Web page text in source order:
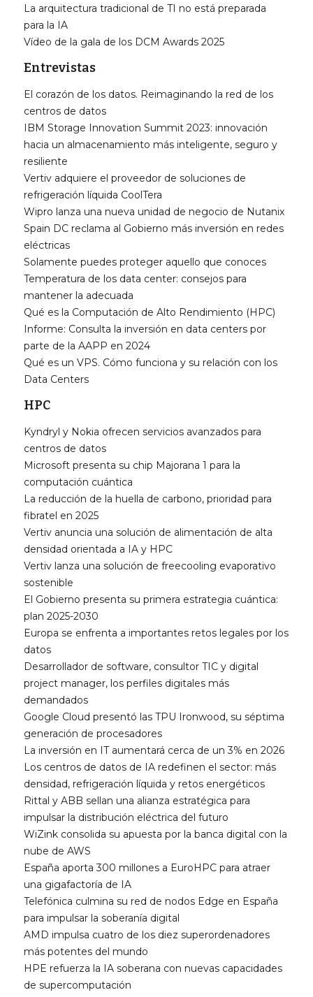
La arquitectura tradicional de TI no está preparada
para la IA
Vídeo de la gala de los DCM Awards 2025
Entrevistas
El corazón de los datos. Reimaginando la red de los
centros de datos
IBM Storage Innovation Summit 2023: innovación
hacia un almacenamiento más inteligente, seguro y
resiliente
Vertiv adquiere el proveedor de soluciones de
refrigeración líquida CoolTera
Wipro lanza una nueva unidad de negocio de Nutanix
Spain DC reclama al Gobierno más inversión en redes
eléctricas
Solamente puedes proteger aquello que conoces
Temperatura de los data center: consejos para
mantener la adecuada
Qué es la Computación de Alto Rendimiento (HPC)
Informe: Consulta la inversión en data centers por
parte de la AAPP en 2024
Qué es un VPS. Cómo funciona y su relación con los
Data Centers
HPC
Kyndryl y Nokia ofrecen servicios avanzados para
centros de datos
Microsoft presenta su chip Majorana 1 para la
computación cuántica
La reducción de la huella de carbono, prioridad para
fibratel en 2025
Vertiv anuncia una solución de alimentación de alta
densidad orientada a IA y HPC
Vertiv lanza una solución de freecooling evaporativo
sostenible
El Gobierno presenta su primera estrategia cuántica:
plan 2025-2030
Europa se enfrenta a importantes retos legales por los
datos
Desarrollador de software, consultor TIC y digital
project manager, los perfiles digitales más
demandados
Google Cloud presentó las TPU Ironwood, su séptima
generación de procesadores
La inversión en IT aumentará cerca de un 3% en 2026
Los centros de datos de IA redefinen el sector: más
densidad, refrigeración líquida y retos energéticos
Rittal y ABB sellan una alianza estratégica para
impulsar la distribución eléctrica del futuro
WiZink consolida su apuesta por la banca digital con la
nube de AWS
España aporta 300 millones a EuroHPC para atraer
una gigafactoría de IA
Telefónica culmina su red de nodos Edge en España
para impulsar la soberanía digital
AMD impulsa cuatro de los diez superordenadores
más potentes del mundo
HPE refuerza la IA soberana con nuevas capacidades
de supercomputación